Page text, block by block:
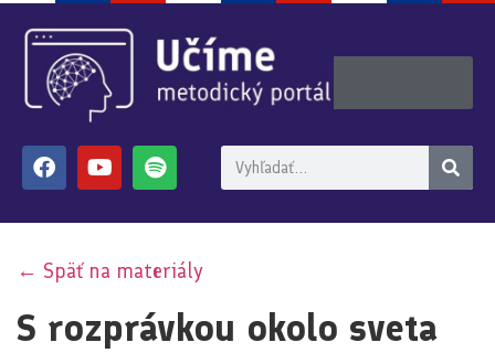
← Späť na materiály
S rozprávkou okolo sveta